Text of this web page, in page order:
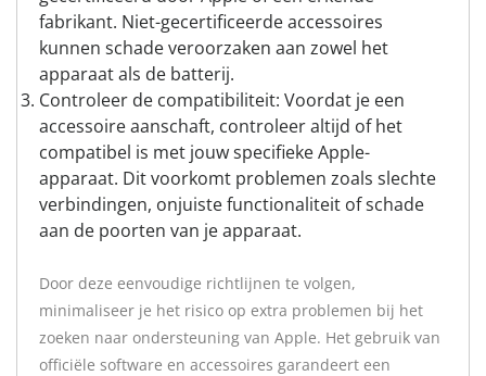
fabrikant. Niet-gecertificeerde accessoires
kunnen schade veroorzaken aan zowel het
apparaat als de batterij.
Controleer de compatibiliteit: Voordat je een
accessoire aanschaft, controleer altijd of het
compatibel is met jouw specifieke Apple-
apparaat. Dit voorkomt problemen zoals slechte
verbindingen, onjuiste functionaliteit of schade
aan de poorten van je apparaat.
Door deze eenvoudige richtlijnen te volgen,
minimaliseer je het risico op extra problemen bij het
zoeken naar ondersteuning van Apple. Het gebruik van
officiële software en accessoires garandeert een